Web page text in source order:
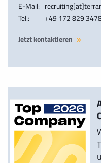
E-Mail:
Tel.:
+49 172 829
Jetzt kontaktieren